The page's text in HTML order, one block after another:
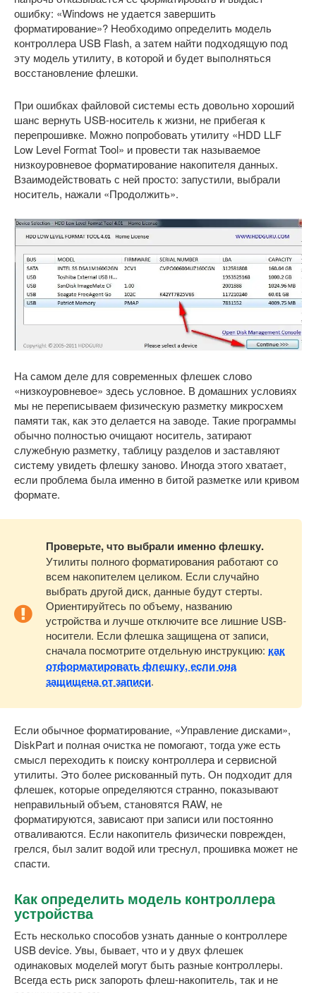
ошибку: «Windows не удается завершить
форматирование»? Необходимо определить модель
контроллера USB Flash, а затем найти подходящую под
эту модель утилиту, в которой и будет выполняться
восстановление флешки.
При ошибках файловой системы есть довольно хороший
шанс вернуть USB-носитель к жизни, не прибегая к
перепрошивке. Можно попробовать утилиту «HDD LLF
Low Level Format Tool» и провести так называемое
низкоуровневое форматирование накопителя данных.
Взаимодействовать с ней просто: запустили, выбрали
носитель, нажали «Продолжить».
На самом деле для современных флешек слово
«низкоуровневое» здесь условное. В домашних условиях
мы не переписываем физическую разметку микросхем
памяти так, как это делается на заводе. Такие программы
обычно полностью очищают носитель, затирают
служебную разметку, таблицу разделов и заставляют
систему увидеть флешку заново. Иногда этого хватает,
если проблема была именно в битой разметке или кривом
формате.
Проверьте, что выбрали именно флешку.
Утилиты полного форматирования работают со
всем накопителем целиком. Если случайно
выбрать другой диск, данные будут стерты.
Ориентируйтесь по объему, названию
устройства и лучше отключите все лишние USB-
носители. Если флешка защищена от записи,
сначала посмотрите отдельную инструкцию: как
отформатировать флешку, если она
защищена от записи.
Если обычное форматирование, «Управление дисками»,
DiskPart и полная очистка не помогают, тогда уже есть
смысл переходить к поиску контроллера и сервисной
утилиты. Это более рискованный путь. Он подходит для
флешек, которые определяются странно, показывают
неправильный объем, становятся RAW, не
форматируются, зависают при записи или постоянно
отваливаются. Если накопитель физически поврежден,
грелся, был залит водой или треснул, прошивка может не
спасти.
Как определить модель контроллера
устройства
Есть несколько способов узнать данные о контроллере
USB device. Увы, бывает, что и у двух флешек
одинаковых моделей могут быть разные контроллеры.
Всегда есть риск запороть флеш-накопитель, так и не